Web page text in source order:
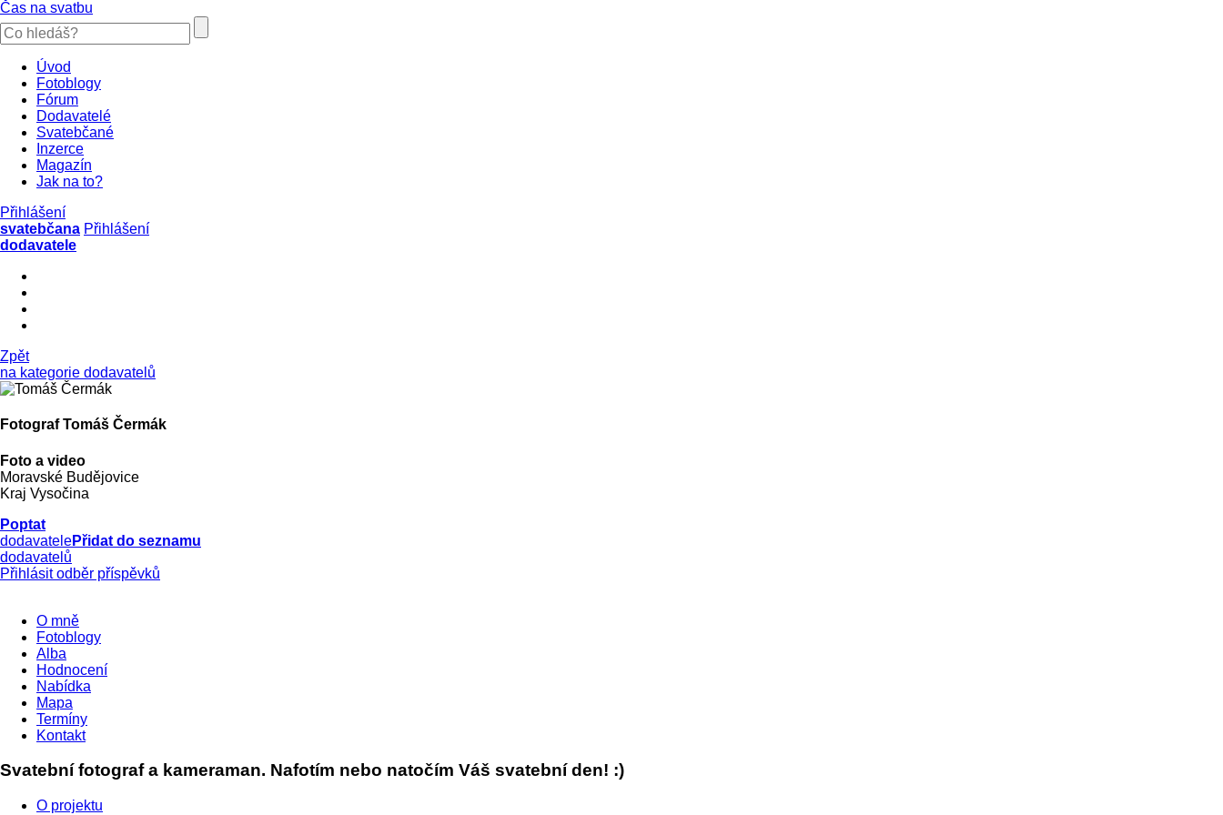
Čas na svatbu
Úvod
Fotoblogy
Fórum
Dodavatelé
Svatebčané
Inzerce
Magazín
Jak na to?
Přihlášení
svatebčana Přihlášení
dodavatele
Zpět
na kategorie dodavatelů
Fotograf Tomáš Čermák
Foto a video
Moravské Budějovice
Kraj Vysočina
Poptat
dodavatelePřidat do seznamu
dodavatelů
Přihlásit odběr příspěvků
O mně
Fotoblogy
Alba
Hodnocení
Nabídka
Mapa
Termíny
Kontakt
Svatební fotograf a kameraman. Nafotím nebo natočím Váš svatební den! :)
O projektu